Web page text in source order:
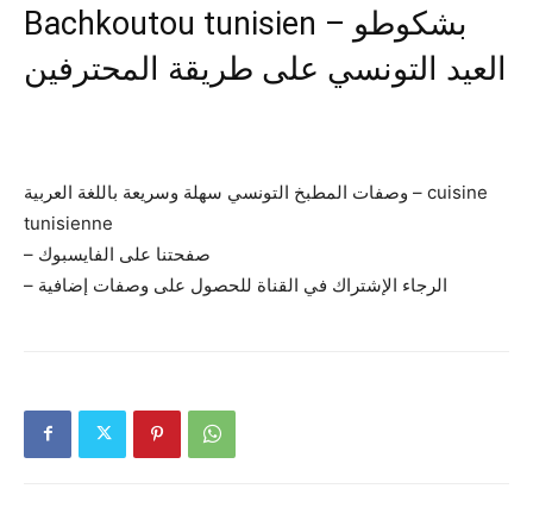
Bachkoutou tunisien – بشكوطو
العيد التونسي على طريقة المحترفين
وصفات المطبخ التونسي سهلة وسريعة باللغة العربية – cuisine
tunisienne
– صفحتنا على الفايسبوك
– الرجاء الإشتراك في القناة للحصول على وصفات إضافية